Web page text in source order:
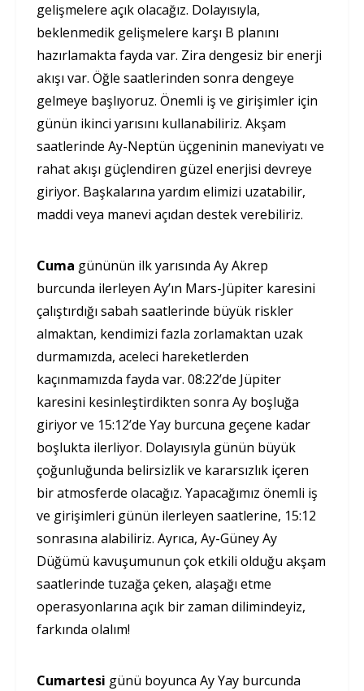
gelişmelere açık olacağız. Dolayısıyla,
beklenmedik gelişmelere karşı B planını
hazırlamakta fayda var. Zira dengesiz bir enerji
akışı var. Öğle saatlerinden sonra dengeye
gelmeye başlıyoruz. Önemli iş ve girişimler için
günün ikinci yarısını kullanabiliriz. Akşam
saatlerinde Ay-Neptün üçgeninin maneviyatı ve
rahat akışı güçlendiren güzel enerjisi devreye
giriyor. Başkalarına yardım elimizi uzatabilir,
maddi veya manevi açıdan destek verebiliriz.
Cuma gününün ilk yarısında Ay Akrep
burcunda ilerleyen Ay’ın Mars-Jüpiter karesini
çalıştırdığı sabah saatlerinde büyük riskler
almaktan, kendimizi fazla zorlamaktan uzak
durmamızda, aceleci hareketlerden
kaçınmamızda fayda var. 08:22’de Jüpiter
karesini kesinleştirdikten sonra Ay boşluğa
giriyor ve 15:12’de Yay burcuna geçene kadar
boşlukta ilerliyor. Dolayısıyla günün büyük
çoğunluğunda belirsizlik ve kararsızlık içeren
bir atmosferde olacağız. Yapacağımız önemli iş
ve girişimleri günün ilerleyen saatlerine, 15:12
sonrasına alabiliriz. Ayrıca, Ay-Güney Ay
Düğümü kavuşumunun çok etkili olduğu akşam
saatlerinde tuzağa çeken, alaşağı etme
operasyonlarına açık bir zaman dilimindeyiz,
farkında olalım!
Cumartesi günü boyunca Ay Yay burcunda